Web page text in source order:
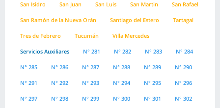
San Isidro San Juan San Luis San Martin San Rafael
San Ramón de la Nueva Orán Santiago del Estero Tartagal
Tres de Febrero Tucumán Villa Mercedes
Servicios Auxiliares N° 281 N° 282 N° 283 N° 284
N° 285 N° 286 N° 287 N° 288 N° 289 N° 290
N° 291 N° 292 N° 293 N° 294 N° 295 N° 296
N° 297 N° 298 N° 299 N° 300 N° 301 N° 302